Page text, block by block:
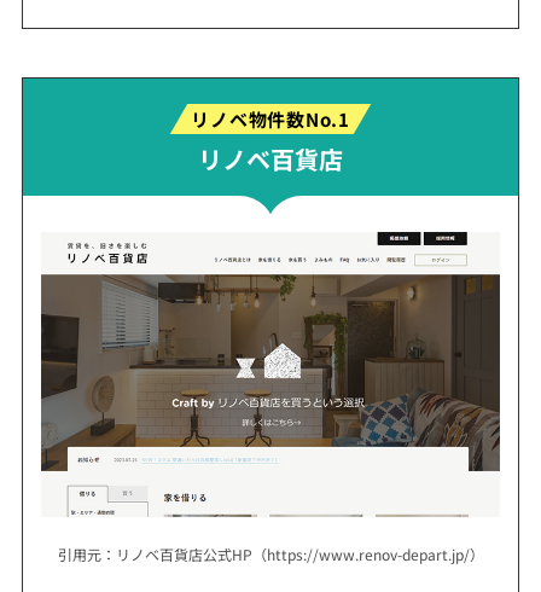
リノベ物件数No.1
リノベ百貨店
引用元：リノベ百貨店公式HP（https://www.renov-depart.jp/）